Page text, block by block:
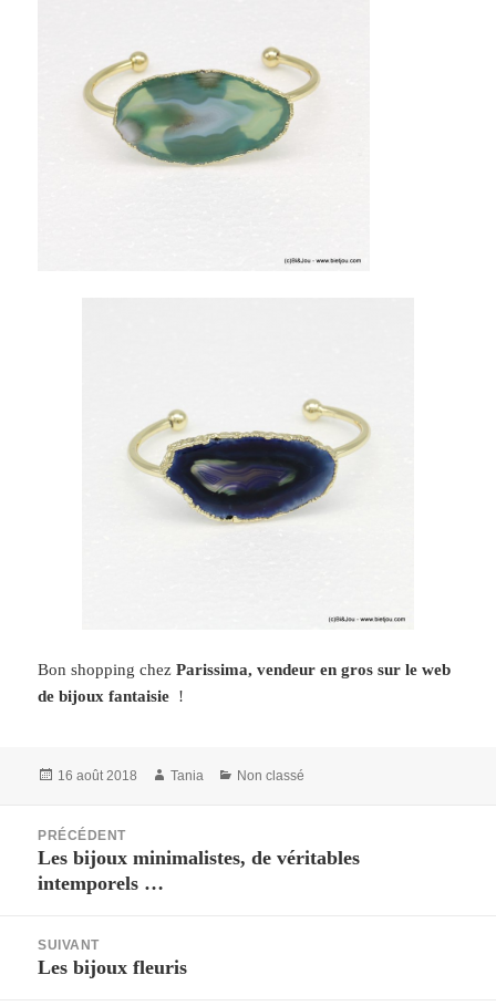
Bon shopping chez Parissima, vendeur en gros sur le web
de bijoux fantaisie !
Publié
16 août 2018 Auteur
Tania Catégories
Non classé
l’article
PRÉCÉDENT
Article
précédent :
Les bijoux minimalistes, de véritables
intemporels …
SUIVANT
Article
Les bijoux fleuris